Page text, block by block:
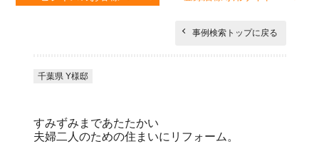
事例検索トップに戻る
千葉県 Y様邸
すみずみまであたたかい
夫婦二人のための住まいにリフォーム。